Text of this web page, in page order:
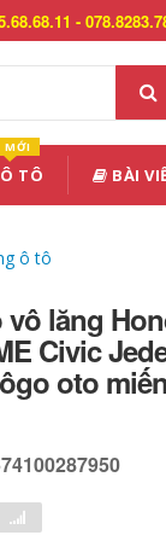
-
TÔ
MỚI
BÀI
ô tô
lăng
Civic
oto